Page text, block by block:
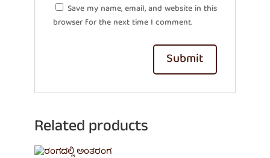
Save my name, email, and website in this
browser for the next time I comment.
Related products